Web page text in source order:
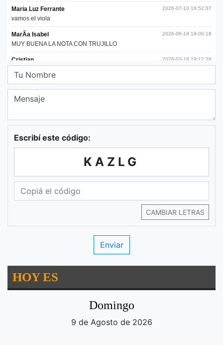
Escribí este código:
KAZLG
CAMBIAR LETRAS
HOY ES
Domingo
9 de Agosto de 2026